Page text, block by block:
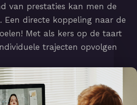
van prestaties kan men de
Een directe koppeling naar de
Met als kers op de taart
trajecten opvolgen